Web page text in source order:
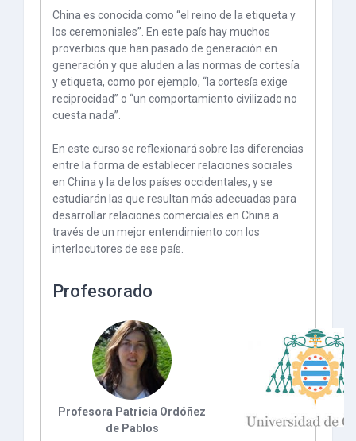
China es conocida como “el reino de la etiqueta y
los ceremoniales”. En este país hay muchos
proverbios que han pasado de generación en
generación y que aluden a las normas de cortesía
y etiqueta, como por ejemplo, “la cortesía exige
reciprocidad” o “un comportamiento civilizado no
cuesta nada”.
En este curso se reflexionará sobre las diferencias
entre la forma de establecer relaciones sociales
en China y la de los países occidentales, y se
estudiarán las que resultan más adecuadas para
desarrollar relaciones comerciales en China a
través de un mejor entendimiento con los
interlocutores de ese país.
Profesorado
Profesora Patricia Ordóñez
de Pablos